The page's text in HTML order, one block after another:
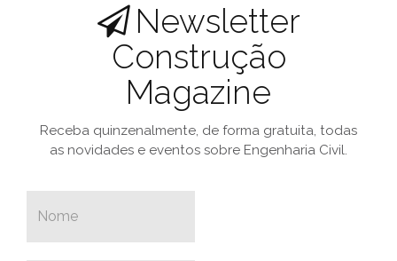
Newsletter
Construção
Magazine
Receba quinzenalmente, de forma gratuita, todas
as novidades e eventos sobre Engenharia Civil.